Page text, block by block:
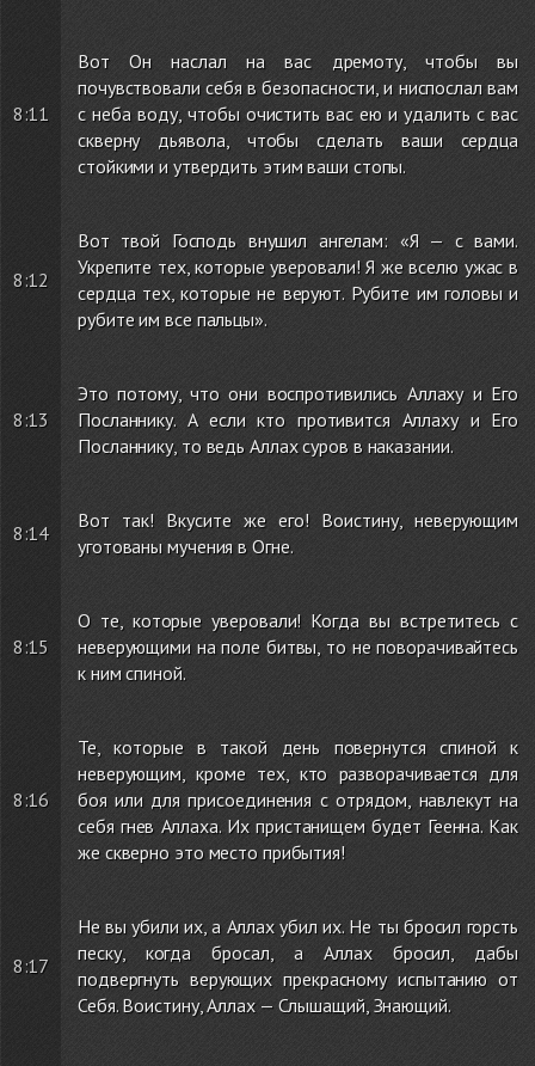
8:11
Вот Он наслал на вас дремоту, чтобы вы
почувствовали себя в безопасности, и ниспослал вам
с неба воду, чтобы очистить вас ею и удалить c вас
скверну дьявола, чтобы сделать ваши сердца
стойкими и утвердить этим ваши стопы.
8:12
Вот твой Господь внушил ангелам: «Я — с вами.
Укрепите тех, которые уверовали! Я же вселю ужас в
сердца тех, которые не веруют. Рубите им головы и
рубите им все пальцы».
8:13
Это потому, что они воспротивились Аллаху и Его
Посланнику. А если кто противится Аллаху и Его
Посланнику, то ведь Аллах суров в наказании.
8:14
Вот так! Вкусите же его! Воистину, неверующим
уготованы мучения в Огне.
8:15
О те, которые уверовали! Когда вы встретитесь с
неверующими на поле битвы, то не поворачивайтесь
к ним спиной.
8:16
Те, которые в такой день повернутся спиной к
неверующим, кроме тех, кто разворачивается для
боя или для присоединения с отрядом, навлекут на
себя гнев Аллаха. Их пристанищем будет Геенна. Как
же скверно это место прибытия!
8:17
Не вы убили их, а Аллах убил их. Не ты бросил горсть
песку, когда бросал, а Аллах бросил, дабы
подвергнуть верующих прекрасному испытанию от
Себя. Воистину, Аллах — Слышащий, Знающий.